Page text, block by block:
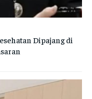
Dipajang di